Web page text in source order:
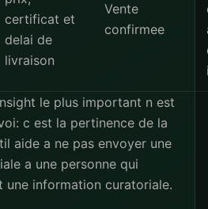
certificat et
delai de
livraison
Vente
confirmee
le plus important n est
c est la pertinence de la
aide a ne pas envoyer une
a une personne qui
une information curatoriale.